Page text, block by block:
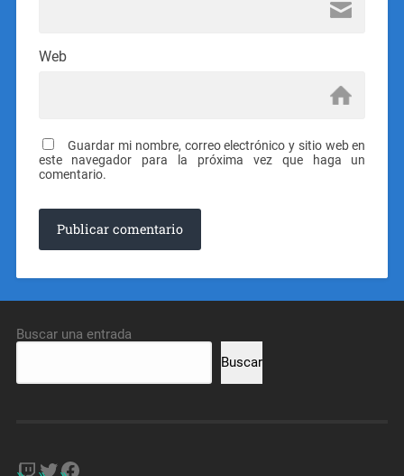
Web
Guardar mi nombre, correo electrónico y sitio web en
este navegador para la próxima vez que haga un
comentario.
Buscar una entrada
Buscar